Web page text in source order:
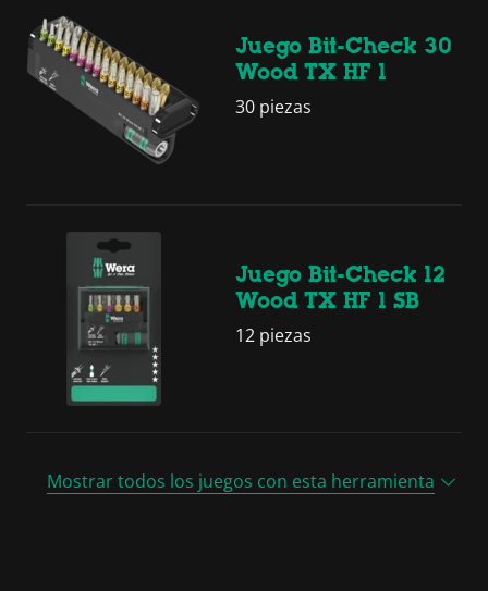
Juego Bit-Check 30
Wood TX HF 1
30 piezas
Juego Bit-Check 12
Wood TX HF 1 SB
12 piezas
Mostrar todos los juegos con esta herramienta